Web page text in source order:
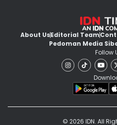
About UsEditorial Team
Pedoman Media
Follow
© 2026 IDN. All